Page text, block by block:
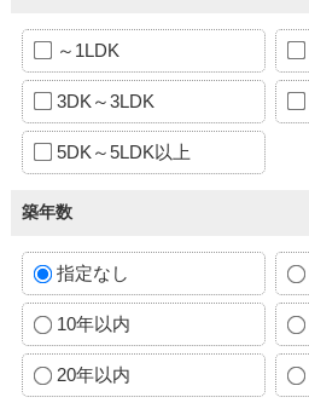
～1LDK
3DK～3LDK
5DK～5LDK以上
築年数
指定なし
10年以内
20年以内